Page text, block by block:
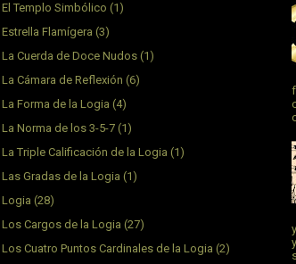
El Templo Simbólico (1)
Estrella Flamígera (3)
La Cuerda de Doce Nudos (1)
La Cámara de Reflexión (6)
La Forma de la Logia (4)
La Norma de los 3-5-7 (1)
La Triple Calificación de la Logia (1)
Las Gradas de la Logia (1)
Logia (28)
Los Cargos de la Logia (27)
Los Cuatro Puntos Cardinales de la Logia (2)